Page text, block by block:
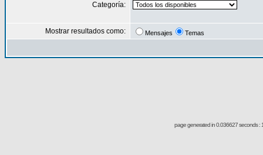
Categoría:
Mostrar resultados como: Mensajes Temas
page generated in 0.036627 seconds :